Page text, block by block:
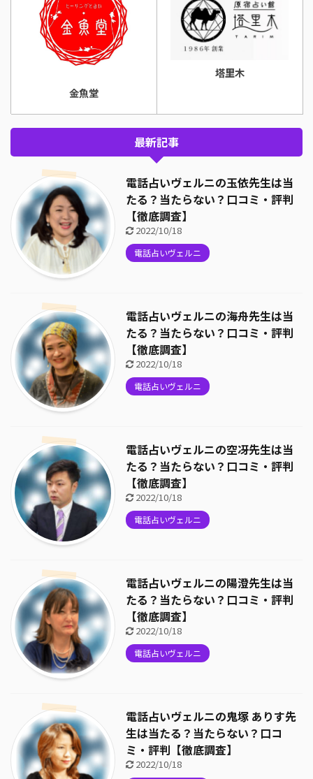
金魚堂
塔里木
最新記事
電話占いヴェルニの玉依先生は当
たる？当たらない？口コミ・評判
【徹底調査】
2022/10/18
電話占いヴェルニ
電話占いヴェルニの海舟先生は当
たる？当たらない？口コミ・評判
【徹底調査】
2022/10/18
電話占いヴェルニ
電話占いヴェルニの空冴先生は当
たる？当たらない？口コミ・評判
【徹底調査】
2022/10/18
電話占いヴェルニ
電話占いヴェルニの陽澄先生は当
たる？当たらない？口コミ・評判
【徹底調査】
2022/10/18
電話占いヴェルニ
電話占いヴェルニの鬼塚 ありす先
生は当たる？当たらない？口コ
ミ・評判【徹底調査】
2022/10/18